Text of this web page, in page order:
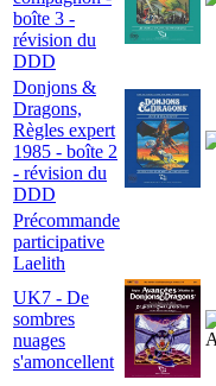
boîte 3 -
révision du
DDD
Donjons &
Dragons,
Règles expert
1985 - boîte 2
- révision du
DDD
Précommande
participative
Laelith
UK7 - De
sombres
nuages
s'amoncellent